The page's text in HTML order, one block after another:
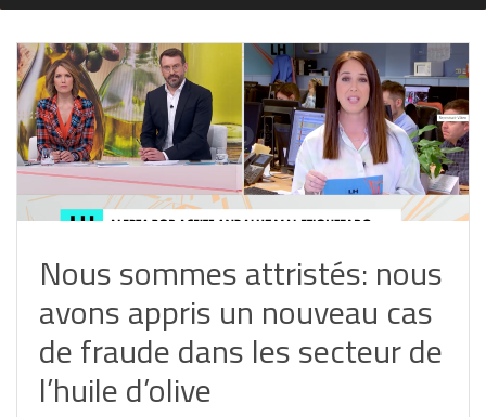
Nous sommes attristés: nous
avons appris un nouveau cas
de fraude dans les secteur de
l’huile d’olive